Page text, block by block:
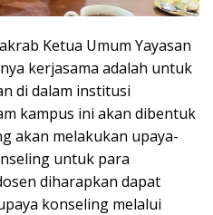
Ketua Umum Yayasan
kerjasama adalah untuk
di dalam institusi
kampus ini akan dibentuk
akan melakukan upaya-
untuk para
diharapkan dapat
konseling melalui